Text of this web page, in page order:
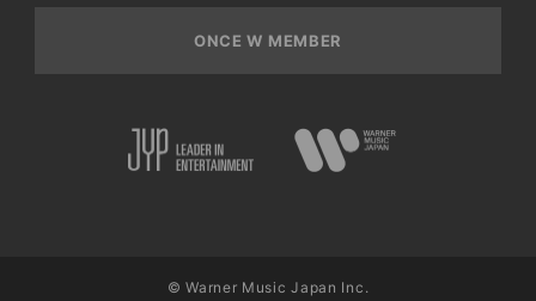
ONCE W MEMBER
© Warner Music Japan Inc.